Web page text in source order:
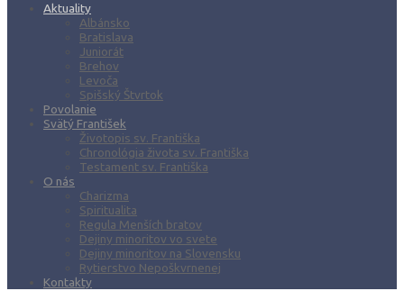
Aktuality
Albánsko
Bratislava
Juniorát
Brehov
Levoča
Spišský Štvrtok
Povolanie
Svätý František
Životopis sv. Františka
Chronológia života sv. Františka
Testament sv. Františka
O nás
Charizma
Spiritualita
Regula Menších bratov
Dejiny minoritov vo svete
Dejiny minoritov na Slovensku
Rytierstvo Nepoškvrnenej
Kontakty